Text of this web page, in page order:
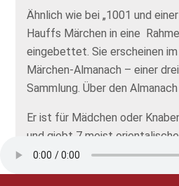
Ähnlich wie bei „1001 und
Hauffs Märchen in eine
eingebettet. Sie erscheinen
Märchen-Almanach – einer
Sammlung. Über den
Er ist für Mädchen oder
und giebt 7 meist
für dieses Alter paßen; ich
intereßant als möglich zu